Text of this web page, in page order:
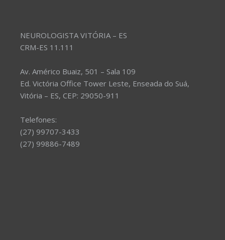
NEUROLOGISTA VITÓRIA – ES
CRM-ES 11.111
Av. Américo Buaiz, 501 – Sala 109
Ed. Victória Office Tower Leste, Enseada do Suá,
Vitória – ES, CEP: 29050-911
Telefones:
(27) 99707-3433
(27) 99886-7489